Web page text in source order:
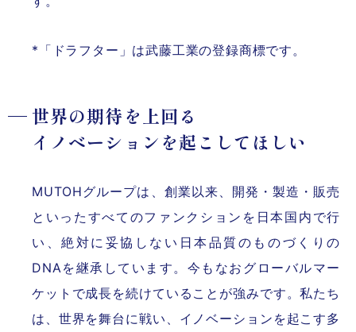
*「ドラフター」は武藤工業の登録商標です。
世界の期待を上回る
イノベーションを起こしてほしい
MUTOHグループは、創業以来、開発・製造・販売
といったすべてのファンクションを日本国内で行
い、絶対に妥協しない日本品質のものづくりの
DNAを継承しています。今もなおグローバルマー
ケットで成長を続けていることが強みです。私たち
は、世界を舞台に戦い、イノベーションを起こす多